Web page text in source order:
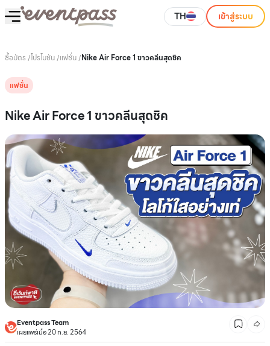
TH เข้าสู่ระบบ
ซื้อบัตร /โปรโมชัน/แฟชั่น/Nike Air Force 1 ขาวคลีนสุดชิค
แฟชั่น
Nike Air Force 1 ขาวคลีนสุดชิค
Eventpass Team
เผยแพร่เมื่อ 20 ก.ย. 2564